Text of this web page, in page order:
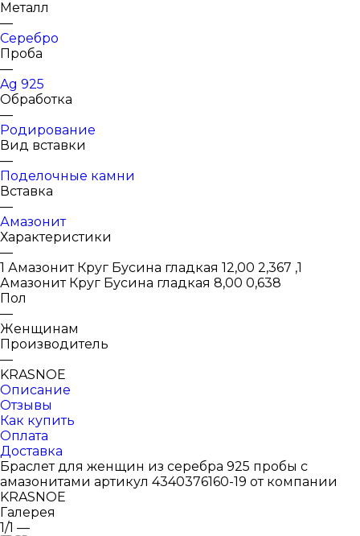
Металл
—
Серебро
Проба
—
Ag 925
Обработка
—
Родирование
Вид вставки
—
Поделочные камни
Вставка
—
Амазонит
Характеристики
—
1 Амазонит Круг Бусина гладкая 12,00 2,367 ,1
Амазонит Круг Бусина гладкая 8,00 0,638
Пол
—
Женщинам
Производитель
—
KRASNOE
Описание
Отзывы
Как купить
Оплата
Доставка
Браслет для женщин из серебра 925 пробы с
амазонитами артикул 4340376160-19 от компании
KRASNOE
Галерея
1/1 —